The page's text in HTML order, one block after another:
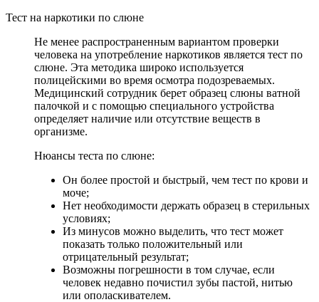
Тест на наркотики по слюне
Не менее распространенным вариантом проверки
человека на употребление наркотиков является тест по
слюне. Эта методика широко используется
полицейскими во время осмотра подозреваемых.
Медицинский сотрудник берет образец слюны ватной
палочкой и с помощью специального устройства
определяет наличие или отсутствие веществ в
организме.
Нюансы теста по слюне:
Он более простой и быстрый, чем тест по крови и
моче;
Нет необходимости держать образец в стерильных
условиях;
Из минусов можно выделить, что тест может
показать только положительный или
отрицательный результат;
Возможны погрешности в том случае, если
человек недавно почистил зубы пастой, нитью
или ополаскивателем.